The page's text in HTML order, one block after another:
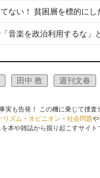
田中 教 週刊文春
実も告発！ この機に乗じて捜査
リズム ・ オピニオン ・ 社会問題や
本や雑誌から掘り起こすサイト